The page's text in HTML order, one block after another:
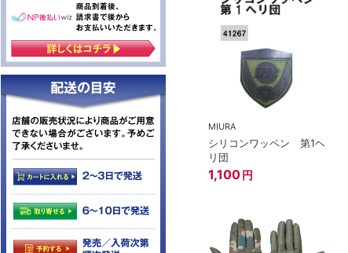
MIURA
シリコンワッペン 第1ヘ
リ団
1,100 円